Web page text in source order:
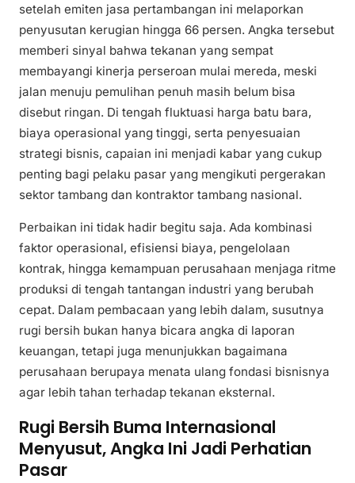
setelah emiten jasa pertambangan ini melaporkan
penyusutan kerugian hingga 66 persen. Angka tersebut
memberi sinyal bahwa tekanan yang sempat
membayangi kinerja perseroan mulai mereda, meski
jalan menuju pemulihan penuh masih belum bisa
disebut ringan. Di tengah fluktuasi harga batu bara,
biaya operasional yang tinggi, serta penyesuaian
strategi bisnis, capaian ini menjadi kabar yang cukup
penting bagi pelaku pasar yang mengikuti pergerakan
sektor tambang dan kontraktor tambang nasional.
Perbaikan ini tidak hadir begitu saja. Ada kombinasi
faktor operasional, efisiensi biaya, pengelolaan
kontrak, hingga kemampuan perusahaan menjaga ritme
produksi di tengah tantangan industri yang berubah
cepat. Dalam pembacaan yang lebih dalam, susutnya
rugi bersih bukan hanya bicara angka di laporan
keuangan, tetapi juga menunjukkan bagaimana
perusahaan berupaya menata ulang fondasi bisnisnya
agar lebih tahan terhadap tekanan eksternal.
Rugi Bersih Buma Internasional
Menyusut, Angka Ini Jadi Perhatian
Pasar